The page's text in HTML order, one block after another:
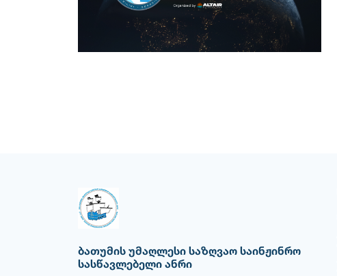
ბათუმის უმაღლესი საზღვაო საინჟინრო
სასწავლებელი ანრი